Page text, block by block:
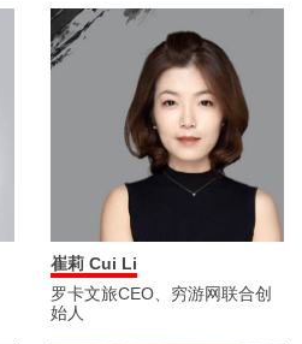
崔莉 Cui Li
罗卡文旅CEO、穷游网联合创
始人